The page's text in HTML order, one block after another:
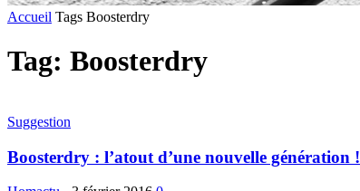
Accueil Tags Boosterdry
Tag: Boosterdry
Suggestion
Boosterdry : l’atout d’une nouvelle génération !